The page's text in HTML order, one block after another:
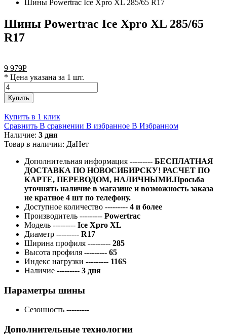
Шины Powertrac Ice Xpro XL 285/65 R17
Шины Powertrac Ice Xpro XL 285/65
R17
9 979Р
* Цена указана за 1 шт.
Купить
Купить в 1 клик
Сравнить В сравнении В избранное В Избранном
Наличие: 3 дня
Товар в наличии: ДаНет
Дополнительная информация --------- БЕСПЛАТНАЯ
ДОСТАВКА ПО НОВОСИБИРСКУ! РАСЧЕТ ПО
КАРТЕ, ПЕРЕВОДОМ, НАЛИЧНЫМИ.Просьба
уточнять наличие в магазине и возможность заказа
не кратное 4 шт по телефону.
Доступное количество --------- 4 и более
Производитель --------- Powertrac
Модель --------- Ice Xpro XL
Диаметр --------- R17
Ширина профиля --------- 285
Высота профиля --------- 65
Индекс нагрузки --------- 116S
Наличие --------- 3 дня
Параметры шины
Сезонность ---------
Дополнительные технологии